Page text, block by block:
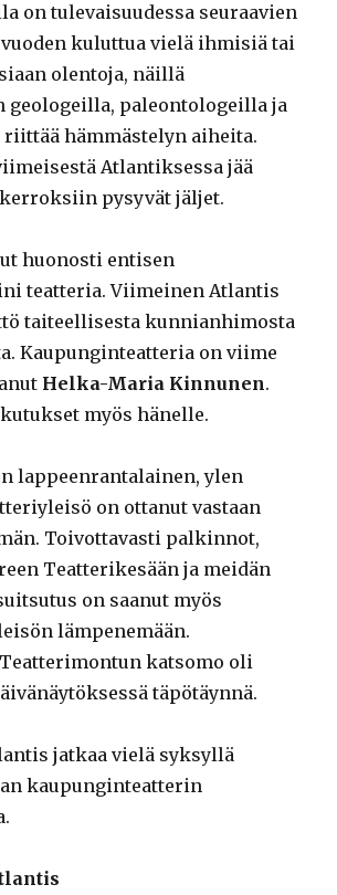
on tulevaisuudessa seuraavien
kuluttua vielä ihmisiä tai
olentoja, näillä
geologeilla, paleontologeilla ja
hämmästelyn aiheita.
Atlantiksessa jää
pysyvät jäljet.
huonosti entisen
teatteria. Viimeinen Atlantis
taiteellisesta kunnianhimosta
Kaupunginteatteria on viime
Helka-Maria Kinnunen.
myös hänelle.
lappeenrantalainen, ylen
on ottanut vastaan
Toivottavasti palkinnot,
Teatterikesään ja meidän
on saanut myös
lämpenemään.
katsomo oli
täpötäynnä.
jatkaa vielä syksyllä
kaupunginteatterin